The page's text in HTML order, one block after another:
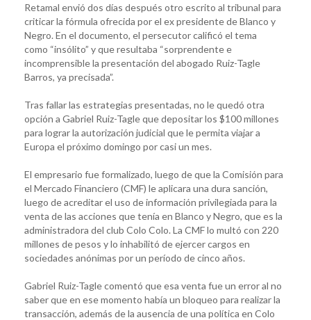
Retamal envió dos días después otro escrito al tribunal para
criticar la fórmula ofrecida por el ex presidente de Blanco y
Negro. En el documento, el persecutor calificó el tema
como “insólito” y que resultaba “sorprendente e
incomprensible la presentación del abogado Ruiz-Tagle
Barros, ya precisada”.
Tras fallar las estrategias presentadas, no le quedó otra
opción a Gabriel Ruiz-Tagle que depositar los $100 millones
para lograr la autorización judicial que le permita viajar a
Europa el próximo domingo por casi un mes.
El empresario fue formalizado, luego de que la Comisión para
el Mercado Financiero (CMF) le aplicara una dura sanción,
luego de acreditar el uso de información privilegiada para la
venta de las acciones que tenía en Blanco y Negro, que es la
administradora del club Colo Colo. La CMF lo multó con 220
millones de pesos y lo inhabilitó de ejercer cargos en
sociedades anónimas por un período de cinco años.
Gabriel Ruiz-Tagle comentó que esa venta fue un error al no
saber que en ese momento había un bloqueo para realizar la
transacción, además de la ausencia de una política en Colo